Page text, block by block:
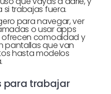
trabajas fuera.
para navegar, ver
o usar apps
comodidad y
pantallas que van
hasta modelos
para trabajar